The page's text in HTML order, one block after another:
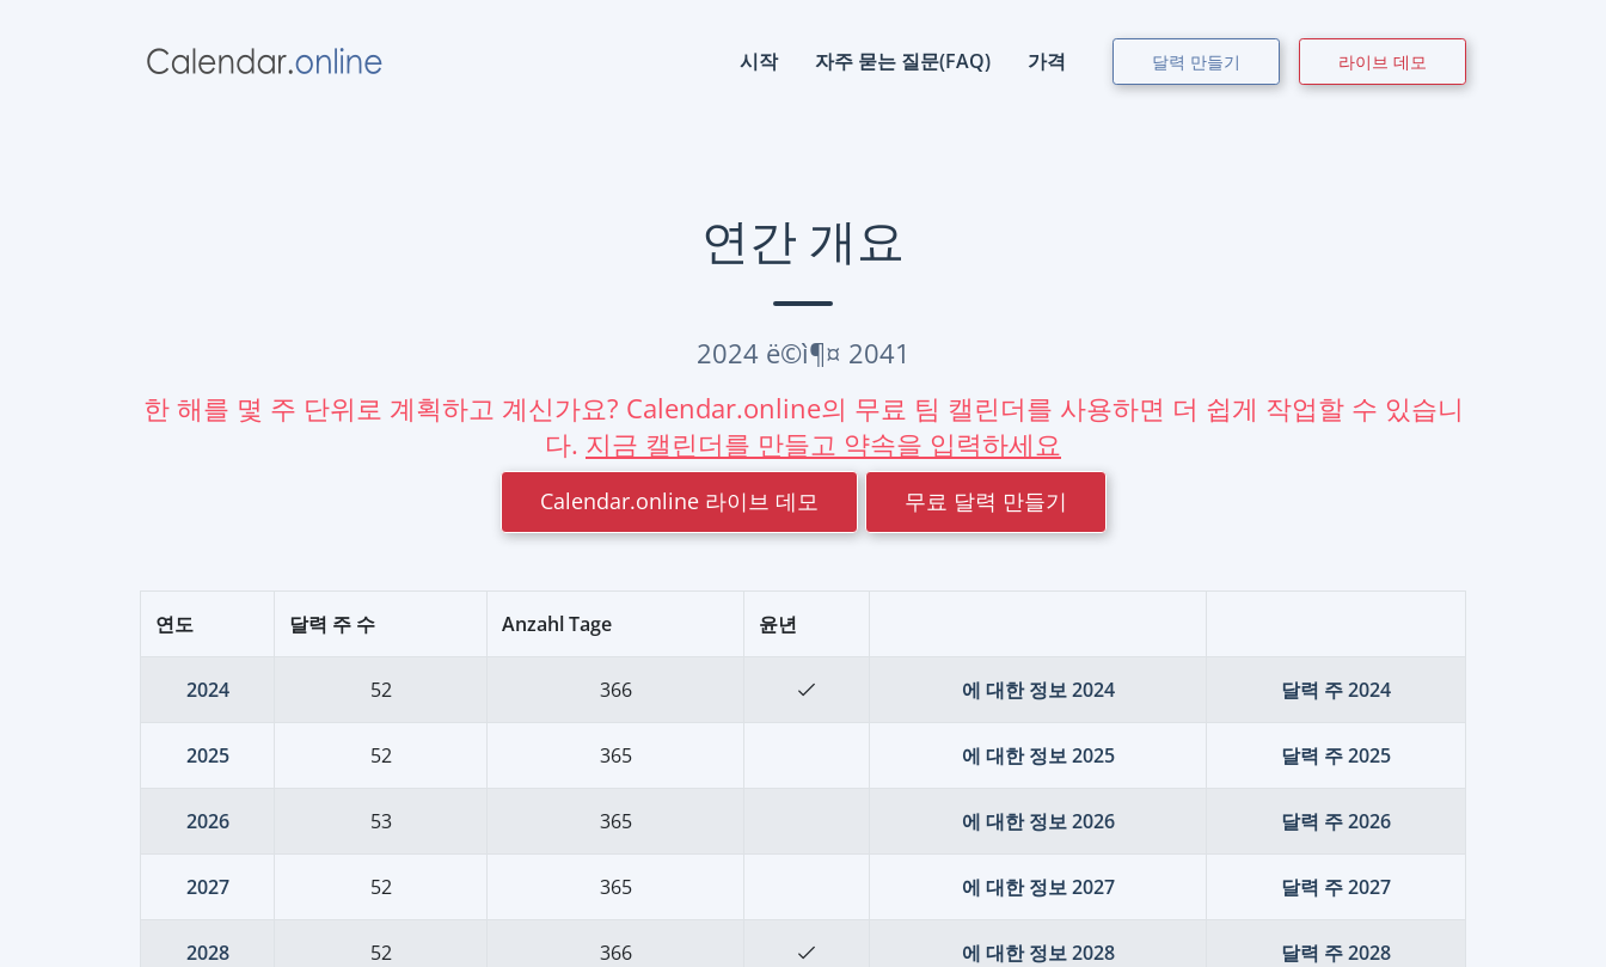
시작 자주 묻는 질문(FAQ) 가격 달력 만들기 라이브 데모
연간 개요
2024 ë©ì¶¤ 2041
한 해를 몇 주 단위로 계획하고 계신가요? Calendar.online의 무료 팀 캘린더를 사용하면 더 쉽게 작업할 수 있습니
다. 지금 캘린더를 만들고 약속을 입력하세요
Calendar.online 라이브 데모 무료 달력 만들기
연도 달력 주 수 Anzahl Tage 윤년
2024 52 366 에 대한 정보 2024 달력 주 2024
2025 52 365 에 대한 정보 2025 달력 주 2025
2026 53 365 에 대한 정보 2026 달력 주 2026
2027 52 365 에 대한 정보 2027 달력 주 2027
2028 52 366 에 대한 정보 2028 달력 주 2028